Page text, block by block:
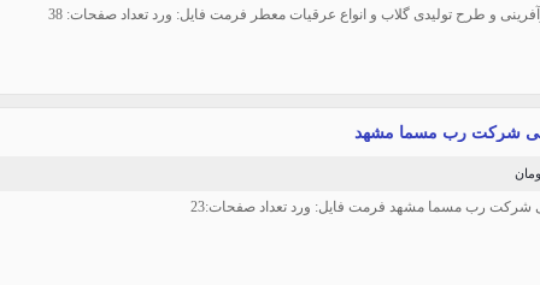
و طرح تولیدی گلاب و انواع عرقیات معطر فرمت فایل: ورد تعداد صفحات: 38
شرکت رب مسما مشهد
شرکت رب مسما مشهد فرمت فایل: ورد تعداد صفحات:23